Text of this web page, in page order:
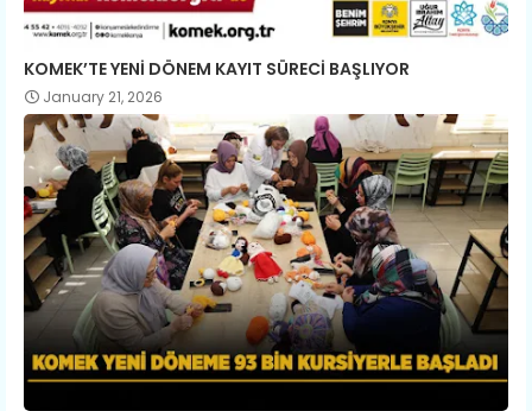
KOMEK’TE YENİ DÖNEM KAYIT SÜRECİ BAŞLIYOR
January 21, 2026